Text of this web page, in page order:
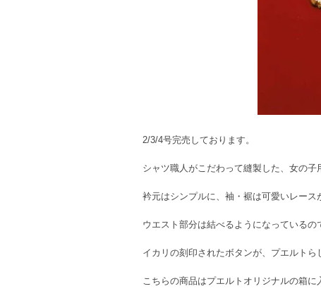
2/3/4号完売しております。
シャツ職人がこだわって縫製した、女の子
衿元はシンプルに、袖・裾は可愛いレース
ウエスト部分は結べるようになっているの
イカリの刻印されたボタンが、プエルトら
こちらの商品はプエルトオリジナルの箱に